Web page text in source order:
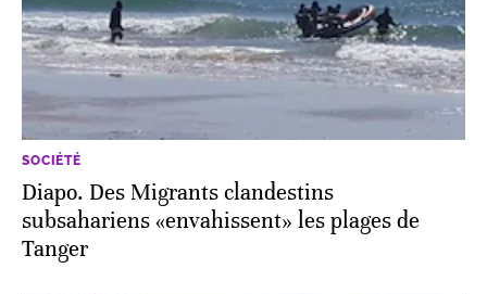
SOCIÉTÉ
Diapo. Des Migrants clandestins
subsahariens «envahissent» les plages de
Tanger